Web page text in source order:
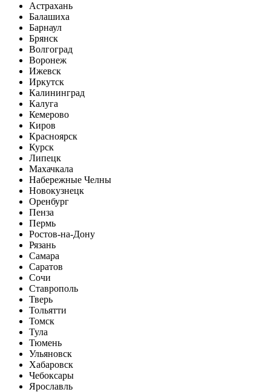
Астрахань
Балашиха
Барнаул
Брянск
Волгоград
Воронеж
Ижевск
Иркутск
Калининград
Калуга
Кемерово
Киров
Красноярск
Курск
Липецк
Махачкала
Набережные Челны
Новокузнецк
Оренбург
Пенза
Пермь
Ростов-на-Дону
Рязань
Самара
Саратов
Сочи
Ставрополь
Тверь
Тольятти
Томск
Тула
Тюмень
Ульяновск
Хабаровск
Чебоксары
Ярославль